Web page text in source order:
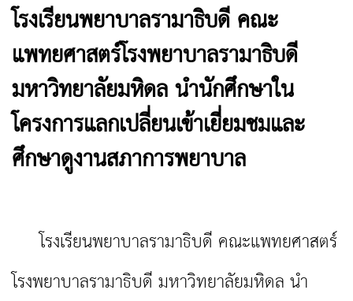
โรงเรียนพยาบาลรามาธิบดี คณะ
แพทยศาสตร์โรงพยาบาลรามาธิบดี
มหาวิทยาลัยมหิดล นำนักศึกษาใน
โครงการแลกเปลี่ยนเข้าเยี่ยมชมและ
ศึกษาดูงานสภาการพยาบาล
โรงเรียนพยาบาลรามาธิบดี คณะแพทยศาสตร์
โรงพยาบาลรามาธิบดี มหาวิทยาลัยมหิดล นำ